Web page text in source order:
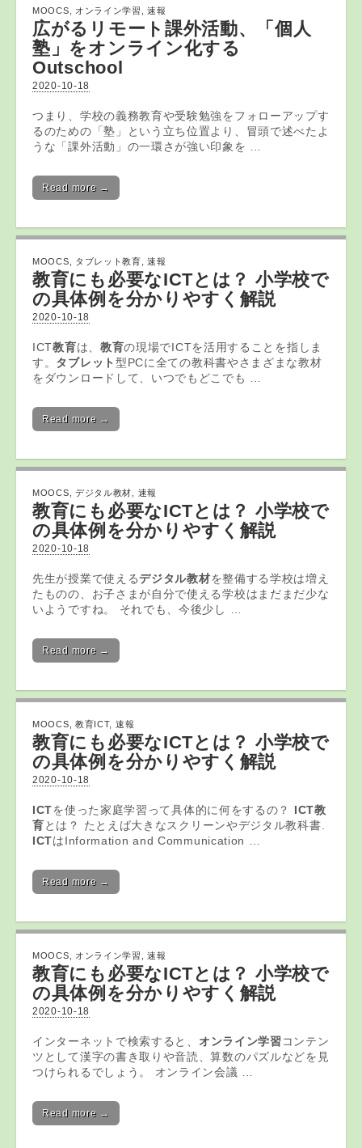
MOOCS オンライン学習 ,速報
広がるリモート課外活動、「個人
塾」をオンライン化する
Outschool
2020-10-18
つまり、学校の義務教育や受験勉強をフォローアップす
るのための「塾」という立ち位置より、冒頭で述べたよ
うな「課外活動」の一環さが強い印象を …
Read more →
MOOCS タブレット教育 ,速報
教育にも必要なICTとは？ 小学校で
の具体例を分かりやすく解説
2020-10-18
ICT教育は、 教育の現場でICTを活用することを指しま
す。 タブレット 型PCに全ての教科書やさまざまな教材
をダウンロードして、いつでもどこでも …
Read more →
MOOCS デジタル教材 速報
教育にも必要なICTとは？ 小学校で
の具体例を分かりやすく解説
2020-10-18
先生が授業で使えるデジタル教材を整備する学校は増え
たものの、お子さまが自分で使える学校はまだまだ少な
いようですね。 それでも、今後少し …
Read more →
MOOCS 教育ICT, 速報
教育にも必要なICTとは？ 小学校で
の具体例を分かりやすく解説
2020-10-18
ICTを使った家庭学習って具体的に何をするの？ ICT教
育とは？ たとえば大きなスクリーンやデジタル教科書.
ICTはInformation and Communication …
Read more →
MOOCS オンライン学習 ,速報
教育にも必要なICTとは？ 小学校で
の具体例を分かりやすく解説
2020-10-18
インターネットで検索すると、 オンライン学習 コンテン
ツとして漢字の書き取りや音読、算数のパズルなどを見
つけられるでしょう。 オンライン会議 …
Read more →